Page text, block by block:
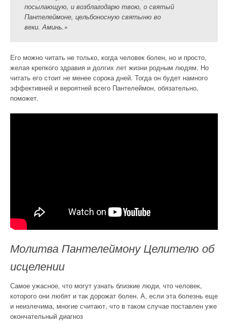
посылающую, и возблагодарю твою, о святый
Пантелеймоне, цельбоносную святыню во
веки. Аминь.»
Его можно читать не только, когда человек болен, но и просто,
желая крепкого здравия и долгих лет жизни родным людям. Но
читать его стоит не менее сорока дней. Тогда он будет намного
эффективней и вероятней всего Пантелеймон, обязательно,
поможет.
Молитва Пантелеймону Целителю об
исцелении
Самое ужасное, что могут узнать близкие люди, что человек,
которого они любят и так дорожат болен. А, если эта болезнь еще
и неизлечима, многие считают, что в таком случае поставлен уже
окончательный диагноз